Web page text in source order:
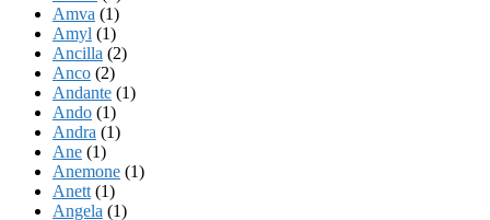
Amva (1)
Amyl (1)
Ancilla (2)
Anco (2)
Andante (1)
Ando (1)
Andra (1)
Ane (1)
Anemone (1)
Anett (1)
Angela (1)